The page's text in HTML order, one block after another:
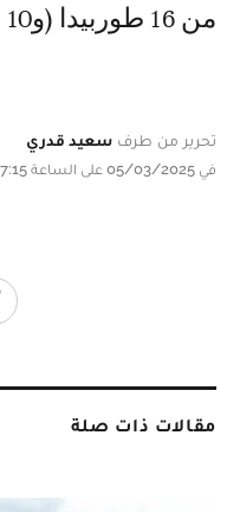
من 16 طوربيدا (و10 منصات إطلاق صواريخ).
تحرير من طرف سعيد قدري
في 05/03/2025 على الساعة 17:15
مقالات ذات صلة